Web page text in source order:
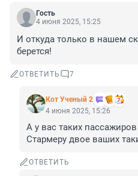
Гость
4 июня 2025, 15:25
И откуда только в нашем
берется!
ОТВЕТИТЬ 7
Кот Ученый 2
4 июня 2025, 15:26
А у вас таких
Стармеру двое ваших
ОТВЕТИТЬ